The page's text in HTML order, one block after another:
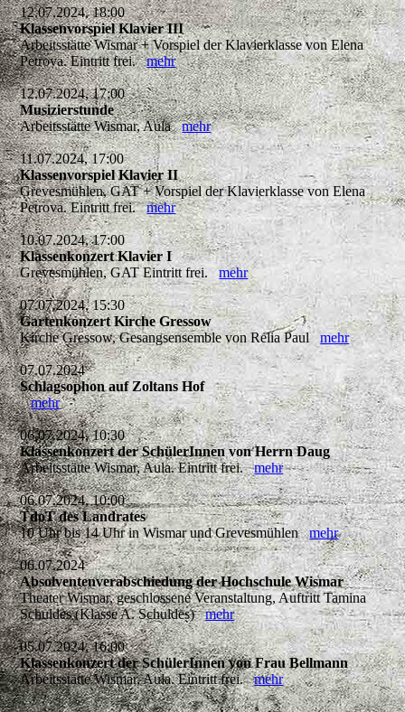
12.07.2024, 18:00
Klassenvorspiel Klavier III
Arbeitsstätte Wismar + Vorspiel der Klavierklasse von Elena
Petrova. Eintritt frei.mehr
12.07.2024, 17:00
Musizierstunde
Arbeitsstätte Wismar, Aulamehr
11.07.2024, 17:00
Klassenvorspiel Klavier II
Grevesmühlen, GAT + Vorspiel der Klavierklasse von Elena
Petrova. Eintritt frei.mehr
10.07.2024, 17:00
Klassenkonzert Klavier I
Grevesmühlen, GAT Eintritt frei.mehr
07.07.2024, 15:30
Gartenkonzert Kirche Gressow
Kirche Gressow, Gesangsensemble von Relia Paulmehr
07.07.2024
Schlagsophon auf Zoltans Hof
mehr
06.07.2024, 10:30
Klassenkonzert der SchülerInnen von Herrn Daug
Arbeitsstätte Wismar, Aula. Eintritt frei.mehr
06.07.2024, 10:00
TdoT des Landrates
10 Uhr bis 14 Uhr in Wismar und Grevesmühlenmehr
06.07.2024
Absolventenverabschiedung der Hochschule Wismar
Theater Wismar, geschlossene Veranstaltung, Auftritt Tamina
Schuldes (Klasse A. Schuldes)mehr
05.07.2024, 16:00
Klassenkonzert der SchülerInnen von Frau Bellmann
Arbeitsstätte Wismar, Aula. Eintritt frei.mehr